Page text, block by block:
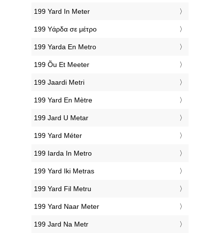
‎199 Yard In Meter
‎199 Υάρδα σε μέτρο
‎199 Yarda En Metro
‎199 Õu Et Meeter
‎199 Jaardi Metri
‎199 Yard En Mètre
‎199 Jard U Metar
‎199 Yard Méter
‎199 Iarda In Metro
‎199 Yard Iki Metras
‎199 Yard Fil Metru
‎199 Yard Naar Meter
‎199 Jard Na Metr